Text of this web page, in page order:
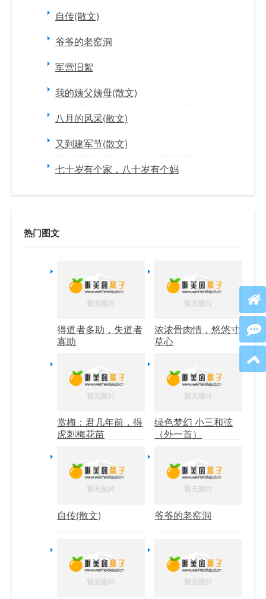
自传(散文)
爷爷的老窑洞
军营旧絮
我的姨父姨母(散文)
八月的风采(散文)
又到建军节(散文)
七十岁有个家，八十岁有个妈
热门图文
得道者多助，失道者
寡助
浓浓骨肉情，悠悠寸
草心
赏梅：君几年前，得
虎刺梅花苗
绿色梦幻 小三和弦
（外一首）
自传(散文) 爷爷的老窑洞